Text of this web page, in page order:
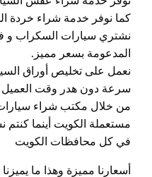
كما نوفر خدمة شراء خردة
نشتري سيارات السكراب و
المدعومة بسعر مميز.
نعمل على تخليص أوراق
سرعة دون هدر وقت العميل
من خلال مكتب شراء
مستعملة الكويت أينما
في كل محافظات الكويت
أسعارنا مميزة وهذا ما